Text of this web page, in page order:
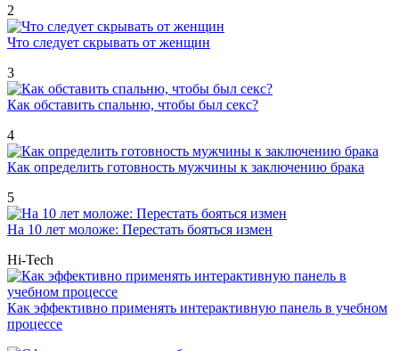
2
Что следует скрывать от женщин
3
Как обставить спальню, чтобы был секс?
4
Как определить готовность мужчины к заключению брака
5
На 10 лет моложе: Перестать бояться измен
Hi-Tech
Как эффективно применять интерактивную панель в учебном
процессе